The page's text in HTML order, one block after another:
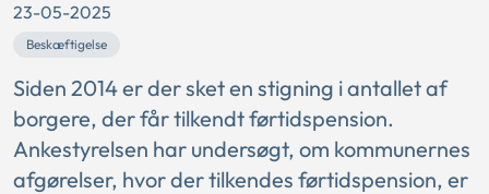
23-05-2025
Beskæftigelse
Siden 2014 er der sket en stigning i antallet af
borgere, der får tilkendt førtidspension.
Ankestyrelsen har undersøgt, om kommunernes
afgørelser, hvor der tilkendes førtidspension, er